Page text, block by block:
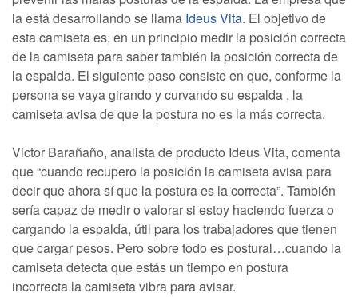
la está desarrollando se llama Ideus Vita. El objetivo de
esta camiseta es, en un principio medir la posición correcta
de la camiseta para saber también la posición correcta de
la espalda. El siguiente paso consiste en que, conforme la
persona se vaya girando y curvando su espalda , la
camiseta avisa de que la postura no es la más correcta.
Victor Barañaño, analista de producto Ideus Vita, comenta
que “cuando recupero la posición la camiseta avisa para
decir que ahora sí que la postura es la correcta”. También
sería capaz de medir o valorar si estoy haciendo fuerza o
cargando la espalda, útil para los trabajadores que tienen
que cargar pesos. Pero sobre todo es postural…cuando la
camiseta detecta que estás un tiempo en postura
incorrecta la camiseta vibra para avisar.